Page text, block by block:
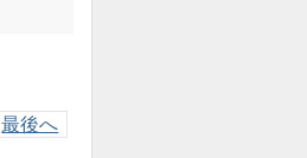
最後へ